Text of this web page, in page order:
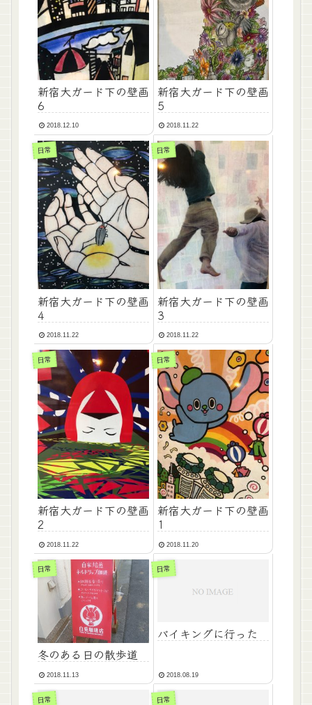
新宿大ガード下の壁画
6
2018.12.10
新宿大ガード下の壁画
5
2018.11.22
日常
新宿大ガード下の壁画
4
2018.11.22
日常
新宿大ガード下の壁画
3
2018.11.22
日常
新宿大ガード下の壁画
2
2018.11.22
日常
新宿大ガード下の壁画
1
2018.11.20
日常
冬のある日の散歩道
2018.11.13
日常
バイキングに行った
2018.08.19
日常 日常